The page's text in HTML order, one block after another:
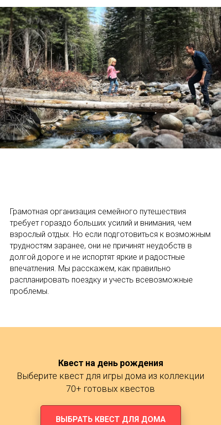
Грамотная организация семейного путешествия
требует гораздо больших усилий и внимания, чем
взрослый отдых. Но если подготовиться к возможным
трудностям заранее, они не причинят неудобств в
долгой дороге и не испортят яркие и радостные
впечатления. Мы расскажем, как правильно
распланировать поездку и учесть всевозможные
проблемы.
Квест на день рождения
Выберите квест для игры дома из коллекции
70+ готовых квестов
ВЫБРАТЬ КВЕСТ ДЛЯ ДОМА